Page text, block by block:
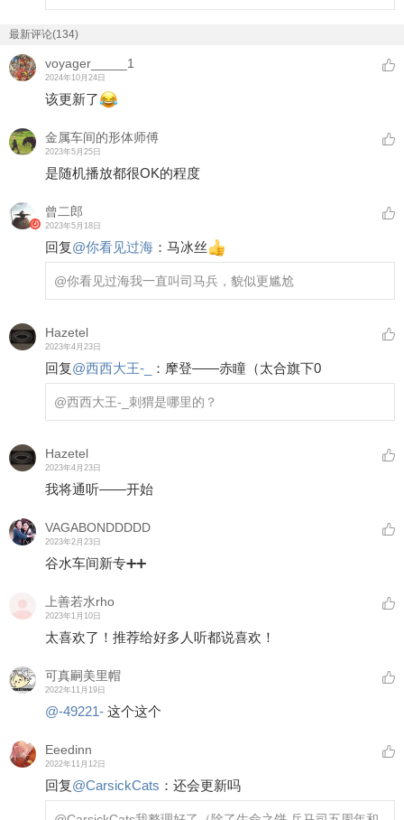
最新评论(134)
voyager_____1
2024年10月24日
该更新了
金属车间的形体师傅
2023年5月25日
是随机播放都很OK的程度
曾二郎
2023年5月18日
回复@你看见过海 ： 马冰丝
@你看见过海我一直叫司马兵，貌似更尴尬
Hazetel
2023年4月23日
回复@西西大王-_ ： 摩登——赤瞳（太合旗下0
@西西大王-_ 刺猬是哪里的？
Hazetel
2023年4月23日
我将通听——开始
VAGABONDDDDD
2023年2月23日
谷水车间新专➕➕
上善若水rho
2023年1月10日
太喜欢了！推荐给好多人听都说喜欢！
可真嗣美里帽
2022年11月19日
@-49221- 这个这个
Eeedinn
2022年11月12日
回复@CarsickCats ： 还会更新吗